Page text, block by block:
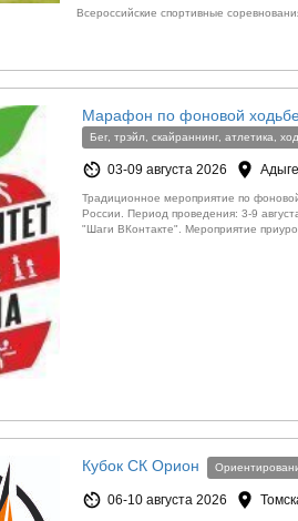
Всероссийские спортивные
Марафон по фоновой
Бег, трэйл, скайраннинг, атлетика,
03-09 августа 2026
Традиционное мероприятие по
России. Период проведения: 3-9
"Шаги ВКонтакте". Мероприятие
Кубок СК Орион
06-10 августа 2026